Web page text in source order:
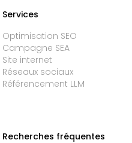
Services
Optimisation SEO
Campagne SEA
Site internet
Réseaux sociaux
Référencement LLM
Recherches fréquentes